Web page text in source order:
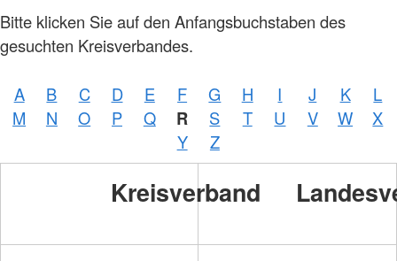
Bitte klicken Sie auf den Anfangsbuchstaben des
gesuchten Kreisverbandes.
A B C D E F G H I J K
L
M
N O P Q R S T U V W
X
Y
Z
Kreisverband